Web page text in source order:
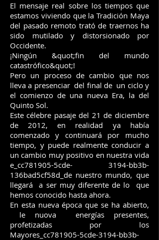
El mensaje real sobre los tiempos que
estamos viviendo que la Tradición Maya
del pasado remoto trató de traernos ha
sido mutilado y distorsionado por
Occidente.
¡Ningún &quot;fin del mundo
catastrófico&quot;!
Pero un proceso de cambio que nos
lleva a presenciar del final de un ciclo y
el comienzo de una nueva Era, la del
Quinto Sol.
Este célebre pasaje del 21 de diciembre
de 2012, en realidad ya había
comenzado y continuará por mucho
tiempo, y puede realmente conducir a
un cambio muy positivo en nuestra vida
e_cc781905-5cde- 3194-bb3b-
136bad5cf58d_de nuestro mundo, que
llegará a ser muy diferente de lo que
hemos conocido hasta ahora.
En esta nueva época que se ha abierto,
le nuova energías presentes,
profetizadas por los
Mayores_cc781905-5cde-3194-bb3b-